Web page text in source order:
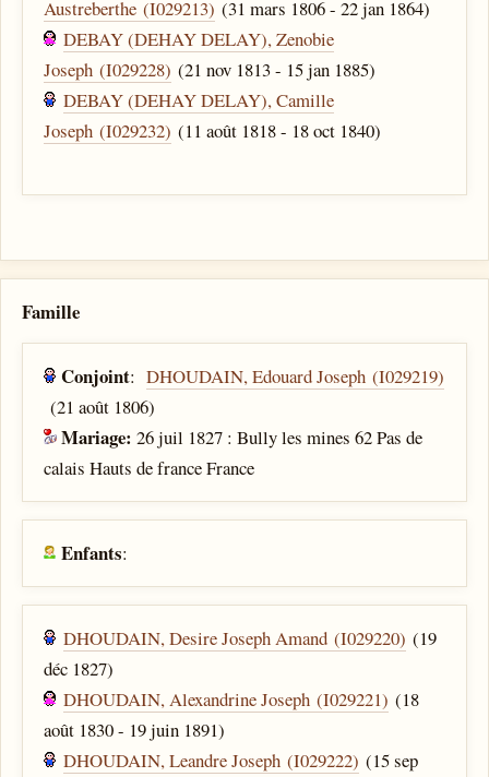
Austreberthe (I029213) (31 mars 1806 - 22 jan 1864)
DEBAY (DEHAY DELAY), Zenobie
Joseph (I029228) (21 nov 1813 - 15 jan 1885)
DEBAY (DEHAY DELAY), Camille
Joseph (I029232) (11 août 1818 - 18 oct 1840)
Famille
Conjoint:DHOUDAIN, Edouard Joseph (I029219)
(21 août 1806)
Mariage:26 juil 1827 : Bully les mines 62 Pas de
calais Hauts de france France
Enfants:
DHOUDAIN, Desire Joseph Amand (I029220) (19
déc 1827)
DHOUDAIN, Alexandrine Joseph (I029221) (18
août 1830 - 19 juin 1891)
DHOUDAIN, Leandre Joseph (I029222) (15 sep